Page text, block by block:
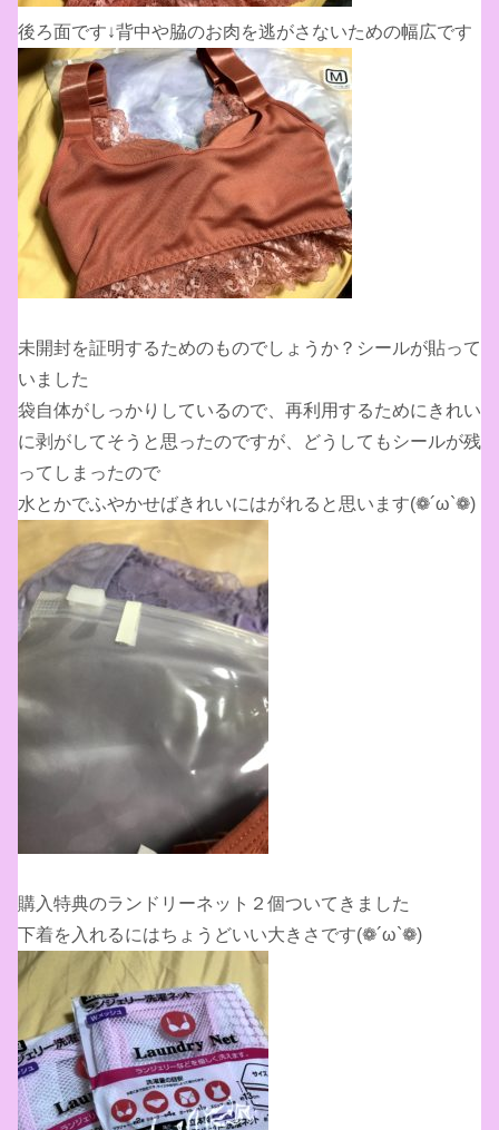
後ろ面です↓背中や脇のお肉を逃がさないための幅広です
未開封を証明するためのものでしょうか？シールが貼って
いました
袋自体がしっかりしているので、再利用するためにきれい
に剥がしてそうと思ったのですが、どうしてもシールが残
ってしまったので
水とかでふやかせばきれいにはがれると思います(❁´ω`❁)
購入特典のランドリーネット２個ついてきました
下着を入れるにはちょうどいい大きさです(❁´ω`❁)